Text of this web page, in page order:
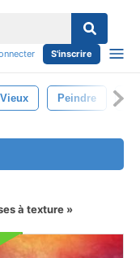
S'inscrire
Vieux Peindre
à texture